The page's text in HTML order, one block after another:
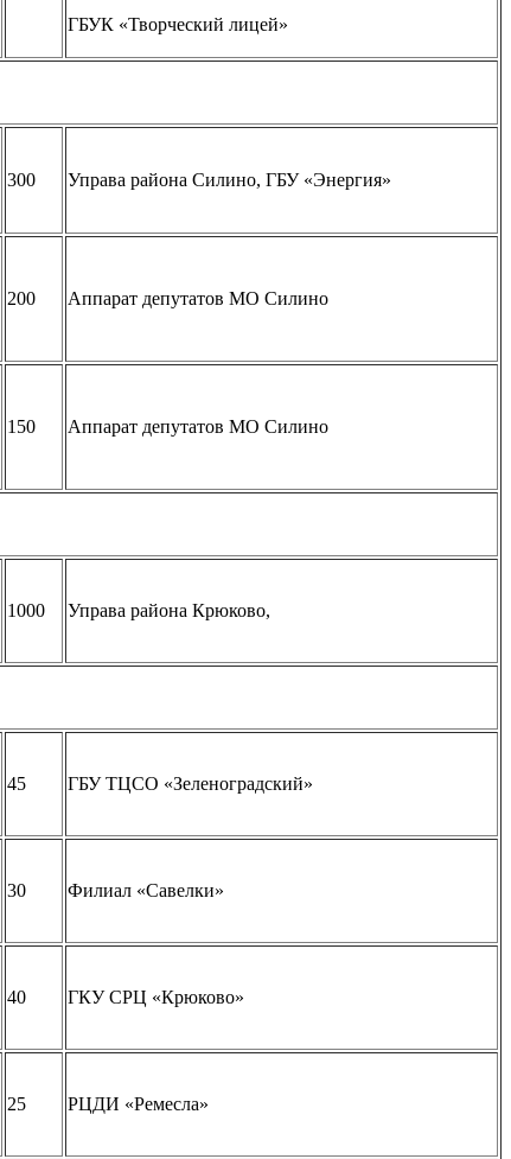
ГБУК «Творческий лицей»
300 Управа района Силино, ГБУ «Энергия»
200 Аппарат депутатов МО Силино
150 Аппарат депутатов МО Силино
1000 Управа района Крюково,
45 ГБУ ТЦСО «Зеленоградский»
30 Филиал «Савелки»
40 ГКУ СРЦ «Крюково»
25 РЦДИ «Ремесла»